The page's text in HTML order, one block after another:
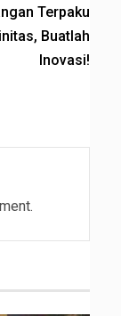
Terpaku
Buatlah
Inovasi!